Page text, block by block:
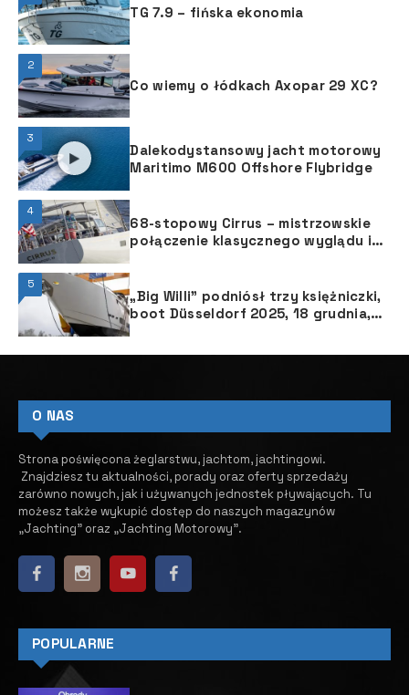
TG 7.9 – fińska ekonomia
2
Co wiemy o łódkach Axopar 29 XC?
3
Dalekodystansowy jacht motorowy
Maritimo M600 Offshore Flybridge
4
68-stopowy Cirrus – mistrzowskie
połączenie klasycznego wyglądu i
5
„Big Willi” podniósł trzy księżniczki,
boot Düsseldorf 2025, 18 grudnia,
O NAS
Strona poświęcona żeglarstwu, jachtom, jachtingowi.
Znajdziesz tu aktualności, porady oraz oferty sprzedaży
zarówno nowych, jak i używanych jednostek pływających. ​ Tu
możesz także wykupić dostęp do naszych magazynów
„Jachting” oraz „Jachting Motorowy”.
POPULARNE